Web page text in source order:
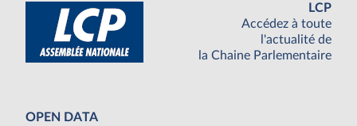
LCP
Accédez à toute
l'actualité de
la Chaine Parlementaire
OPEN DATA